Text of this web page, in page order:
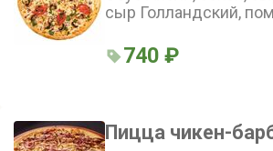
сыр Голландский,
740 ₽
Пицца чикен-